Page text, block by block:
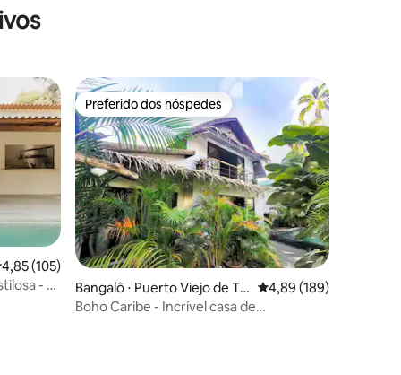
de uma avaliação média de 5, 105 avaliações
4,85 (105)
- El
Preferido dos hóspedes
Preferido dos hóspedes
Bangalô ⋅ Puerto Viejo de Tal
amanca
4,89 de uma avaliação
4,89 (189)
Boho Caribe - Incrível casa de